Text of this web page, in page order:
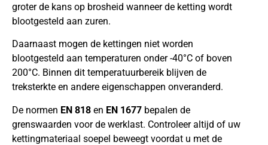
groter de kans op brosheid wanneer de ketting wordt
blootgesteld aan zuren.
Daarnaast mogen de kettingen niet worden
blootgesteld aan temperaturen onder -40°C of boven
200°C. Binnen dit temperatuurbereik blijven de
treksterkte en andere eigenschappen onveranderd.
De normen EN 818 en EN 1677 bepalen de
grenswaarden voor de werklast. Controleer altijd of uw
kettingmateriaal soepel beweegt voordat u met de